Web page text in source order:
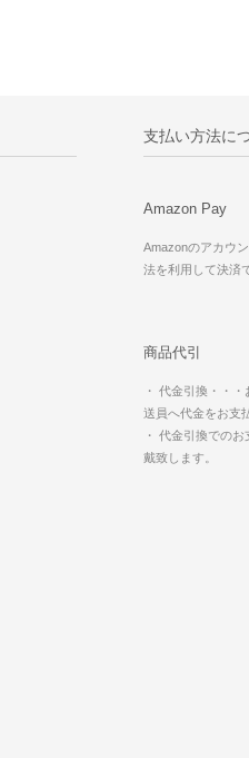
支払い方法に
Amazon Pay
Amazonのアカウ
法を利用して決済
商品代引
・ 代金引換・・
送員へ代金をお支
・ 代金引換での
戴致します。